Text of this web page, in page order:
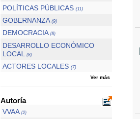
POLÍTICAS PÚBLICAS (11)
GOBERNANZA (9)
DEMOCRACIA (8)
DESARROLLO ECONÓMICO
LOCAL
(8)
ACTORES LOCALES (7)
Ver más
Autoría
VVAA (2)